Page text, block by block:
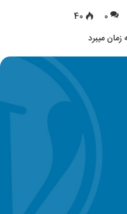
0
40